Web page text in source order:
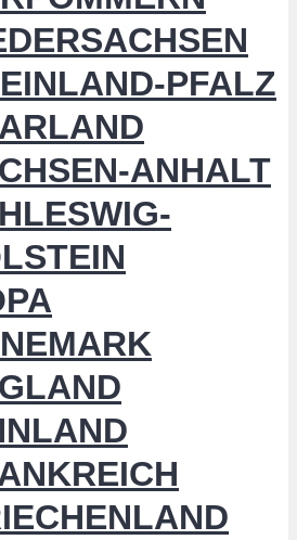
PFALZ
ANHALT